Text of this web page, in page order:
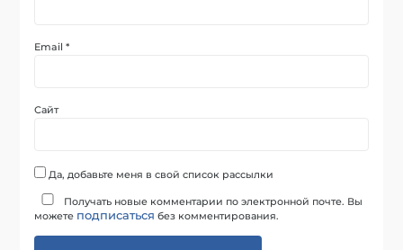
Email*
Сайт
Да, добавьте меня в свой список рассылки
Получать новые комментарии по электронной почте. Вы
можете подписаться без комментирования.